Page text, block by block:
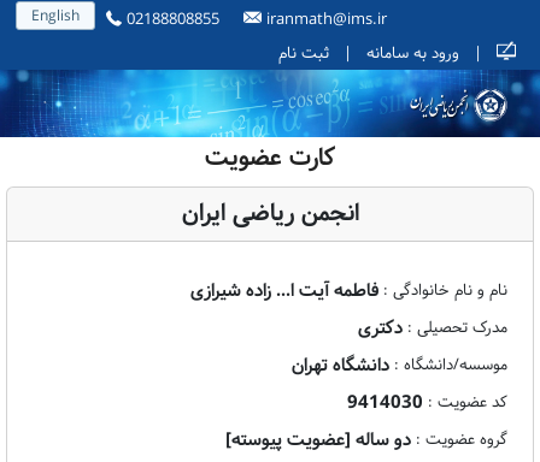
English 02188808855
iranmath@ims.ir
|
ورود به سامانه | ثبت نام
کارت عضویت
انجمن ریاضی ایران
نام و نام خانوادگی : فاطمه آیت ا... زاده شیرازی
مدرک تحصیلی : دکتری
موسسه/دانشگاه : دانشگاه تهران
کد عضویت : 9414030
گروه عضویت : دو ساله [عضویت پیوسته]